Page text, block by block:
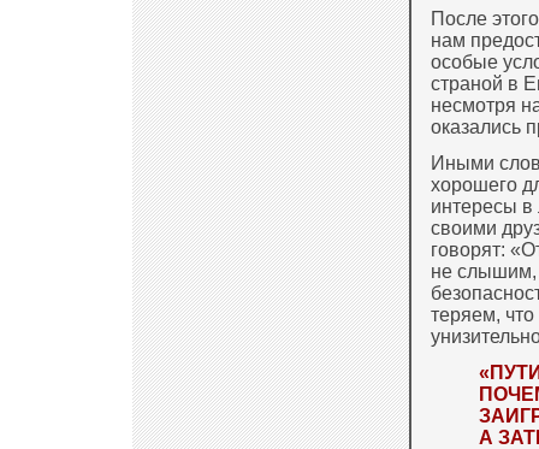
После
нам
особые
страной в
несмотря
оказались
Иными
хорошего
интересы в
своими
говорят:
не слышим,
теряем,
А